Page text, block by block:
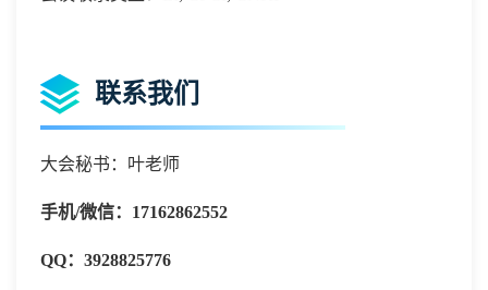
联系我们
大会秘书：叶老师
手机/微信： 17162862552
QQ： 3928825776